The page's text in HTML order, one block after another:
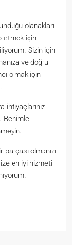
olanakları
etmek için
Sizin için
ve doğru
olmak için
ihtiyaçlarınız
Benimle
olmanızı
en iyi hizmeti